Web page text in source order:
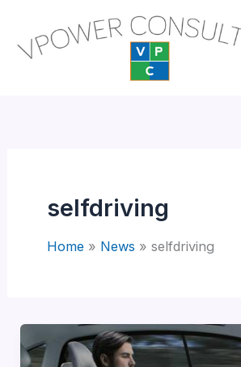
contenuto
selfdriving
Home News selfdriving